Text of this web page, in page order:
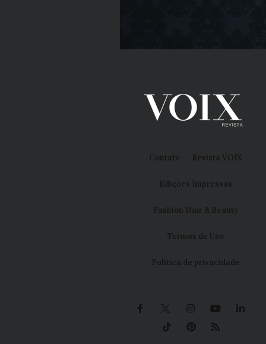
Contato Revista VOIX
Edições Impressas
Fashion Hair & Beauty
Termos de Uso
Política de privacidade